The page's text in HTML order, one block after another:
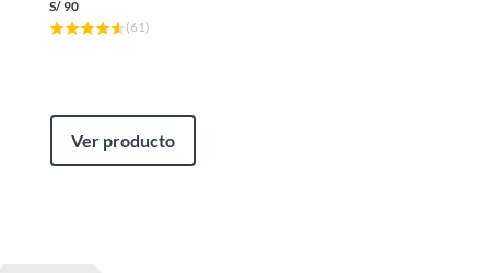
Incluye
S/90
(61)
Ver producto